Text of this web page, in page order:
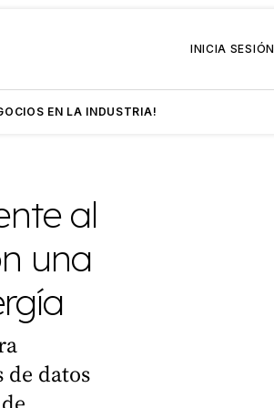
INICIA SESIÓN
EN LA INDUSTRIA!
al
una
datos